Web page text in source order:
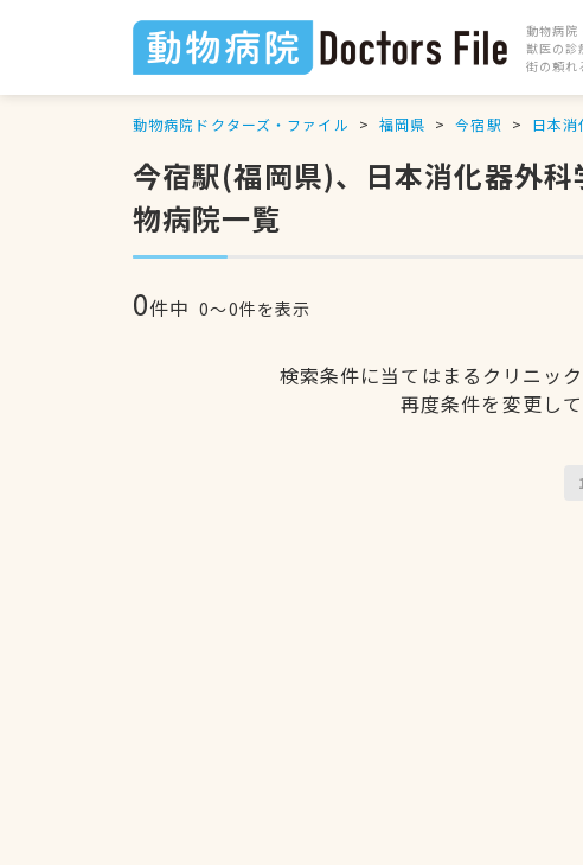
動物病院
獣医の診
街の頼
動物病院ドクターズ・ファイル 福岡県 今宿駅 日本
今宿駅(福岡県)、日本消化器外
物病院一覧
0件中 0〜0件を表示
検索条件に当てはまるクリニッ
再度条件を変更し